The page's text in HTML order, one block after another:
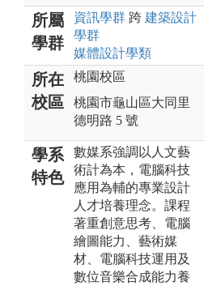
所屬
學群
資訊學群 跨 建築設計
學群
媒體設計學類
所在
校區
桃園校區
桃園市龜山區大同里
德明路 5 號
學系
特色
數媒系強調以人文藝
術計為本，電腦科技
應用為輔的專業設計
人才培養理念。課程
著重創意思考、電腦
繪圖能力、藝術媒
材、電腦科技運用及
數位音樂合成能力養